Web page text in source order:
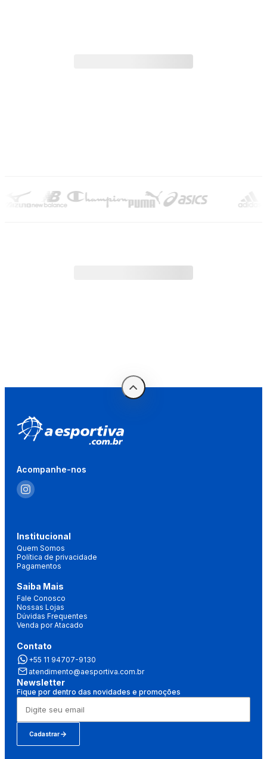
Acompanhe-nos
Institucional
Quem Somos
Política de privacidade
Pagamentos
Saiba Mais
Fale Conosco
Nossas Lojas
Dúvidas Frequentes
Venda por Atacado
Contato
+55 11 94707-9130
atendimento@aesportiva.com.br
Newsletter
Fique por dentro das novidades e promoções
Cadastrar